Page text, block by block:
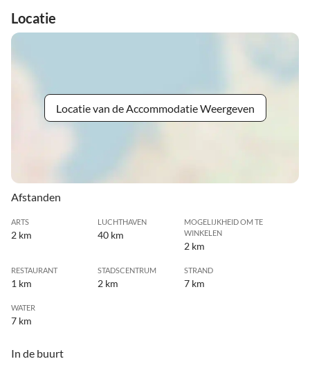
Locatie
Locatie van de Accommodatie Weergeven
Afstanden
ARTS
2 km
LUCHTHAVEN
40 km
MOGELIJKHEID OM TE
WINKELEN
2 km
RESTAURANT
1 km
STADSCENTRUM
2 km
STRAND
7 km
WATER
7 km
In de buurt